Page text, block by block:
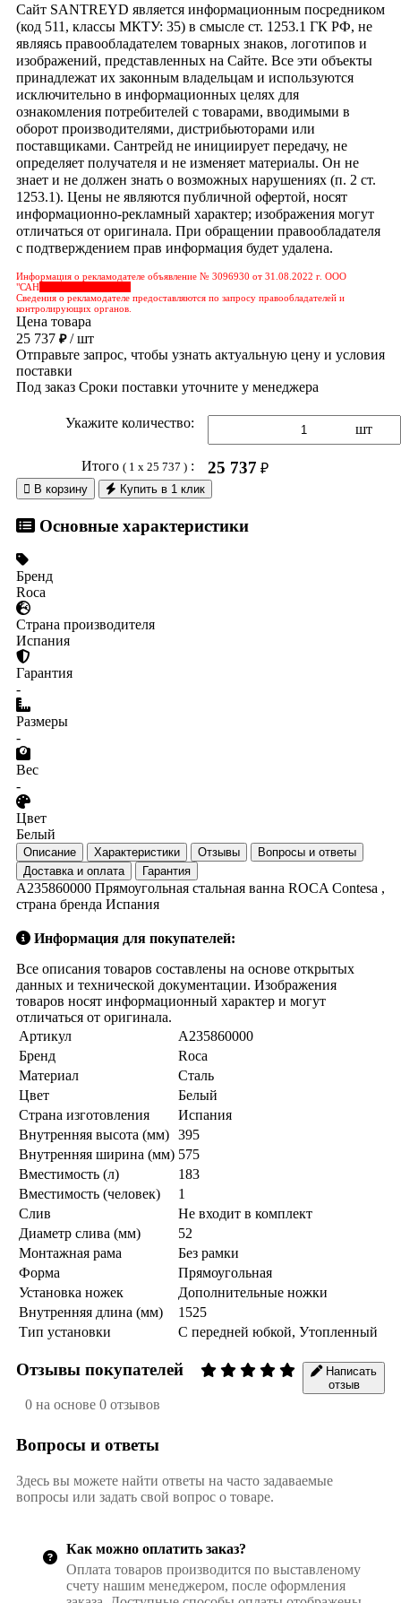
Сайт SANTREYD является информационным посредником
(код 511, классы МКТУ: 35) в смысле ст. 1253.1 ГК РФ, не
являясь правообладателем товарных знаков, логотипов и
изображений, представленных на Сайте. Все эти объекты
принадлежат их законным владельцам и используются
исключительно в информационных целях для
ознакомления потребителей с товарами, вводимыми в
оборот производителями, дистрибьюторами или
поставщиками. Сантрейд не инициирует передачу, не
определяет получателя и не изменяет материалы. Он не
знает и не должен знать о возможных нарушениях (п. 2 ст.
1253.1). Цены не являются публичной офертой, носят
информационно-рекламный характер; изображения могут
отличаться от оригинала. При обращении правообладателя
с подтверждением прав информация будет удалена.
Информация о рекламодателе объявление № 3096930 от 31.08.2022 г. ООО
"САН
Сведения о рекламодателе предоставляются по запросу правообладателей и
контролирующих органов.
Цена товара
25 737 ₽/ шт
Отправьте запрос, чтобы узнать актуальную цену и условия
поставки
Под заказ Сроки поставки уточните у менеджера
Укажите количество: шт
Итого ( 1 x 25 737 ): 25 737 ₽
 В корзину Купить в 1 клик
Основные характеристики
Бренд
Roca
Страна производителя
Испания
Гарантия
-
Размеры
-
Вес
-
Цвет
Белый
Описание Характеристики Отзывы
Вопросы и ответы
Доставка и оплата
Гарантия
A235860000 Прямоугольная стальная ванна ROCA Contesa ,
страна бренда Испания
Информация для покупателей:
Все описания товаров составлены на основе открытых
данных и технической документации. Изображения
товаров носят информационный характер и могут
отличаться от оригинала.
Артикул
A235860000
Бренд
Roca
Материал
Сталь
Цвет
Белый
Страна изготовления
Испания
Внутренняя высота (мм) 395
Внутренняя ширина (мм) 575
Вместимость (л)
183
Вместимость (человек)
1
Слив
Не входит в комплект
Диаметр слива (мм)
52
Монтажная рама
Без рамки
Форма
Прямоугольная
Установка ножек
Дополнительные ножки
Внутренняя длина (мм)
1525
Тип установки
С передней юбкой, Утопленный
Отзывы покупателей
0 на основе 0 отзывов
Написать
отзыв
Вопросы и ответы
Здесь вы можете найти ответы на часто задаваемые
вопросы или задать свой вопрос о товаре.
Как можно оплатить заказ?
Оплата товаров производится по выставленому
счету нашим менеджером, после оформления